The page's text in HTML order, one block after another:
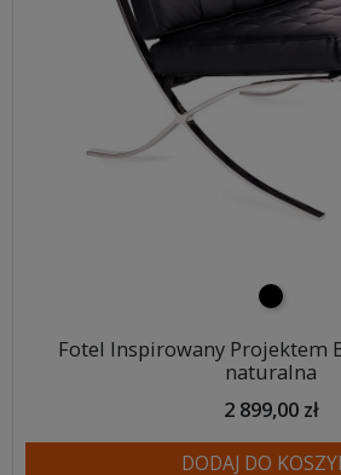
czarny
Fotel Inspirowany Projektem
naturalna
2 899,00 zł
DODAJ DO